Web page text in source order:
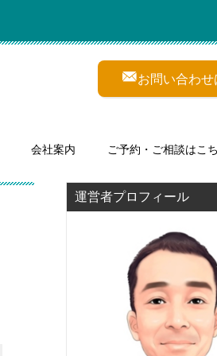
お問い合わせ
会社案内 ご予約・ご相談はこ
運営者プロフィール